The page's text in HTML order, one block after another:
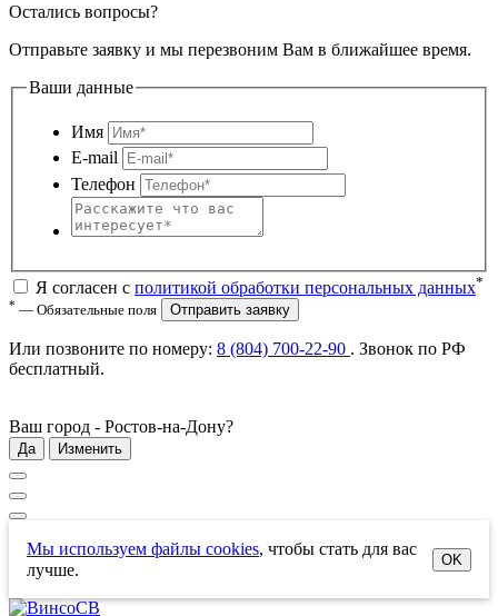
Остались вопросы?
Отправьте заявку и мы перезвоним Вам в ближайшее время.
Ваши данные
Имя
E-mail
Телефон
Я согласен с политикой обработки персональных данных*
* — Обязательные поля Отправить заявку
Или позвоните по номеру: 8 (804) 700-22-90 . Звонок по РФ
бесплатный.
Ваш город - Ростов-на-Дону?
Да Изменить
Мы используем файлы cookies, чтобы стать для вас
лучше.
OK